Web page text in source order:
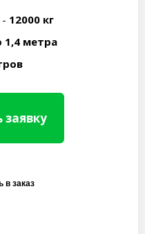
12000 кг
1,4 метра